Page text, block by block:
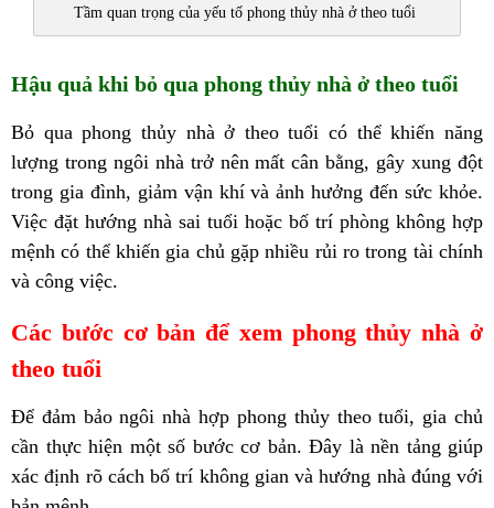
Tầm quan trọng của yếu tố phong thủy nhà ở theo tuổi
Hậu quả khi bỏ qua phong thủy nhà ở theo tuổi
Bỏ qua phong thủy nhà ở theo tuổi có thể khiến năng
lượng trong ngôi nhà trở nên mất cân bằng, gây xung đột
trong gia đình, giảm vận khí và ảnh hưởng đến sức khỏe.
Việc đặt hướng nhà sai tuổi hoặc bố trí phòng không hợp
mệnh có thể khiến gia chủ gặp nhiều rủi ro trong tài chính
và công việc.
Các bước cơ bản để xem phong thủy nhà ở
theo tuổi
Để đảm bảo ngôi nhà hợp phong thủy theo tuổi, gia chủ
cần thực hiện một số bước cơ bản. Đây là nền tảng giúp
xác định rõ cách bố trí không gian và hướng nhà đúng với